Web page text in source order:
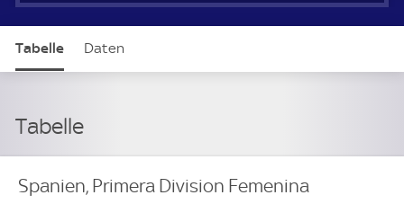
Tabelle Daten
Tabelle
Spanien, Primera Division Femenina